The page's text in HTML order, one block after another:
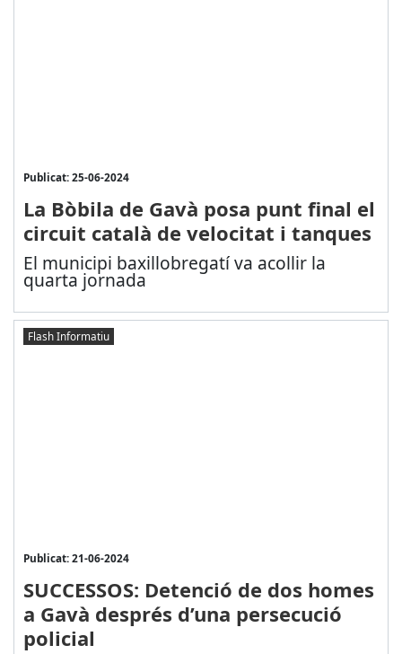
Publicat: 25-06-2024
La Bòbila de Gavà posa punt final el
circuit català de velocitat i tanques
El municipi baxillobregatí va acollir la
quarta jornada
Flash Informatiu
Publicat: 21-06-2024
SUCCESSOS: Detenció de dos homes
a Gavà després d’una persecució
policial